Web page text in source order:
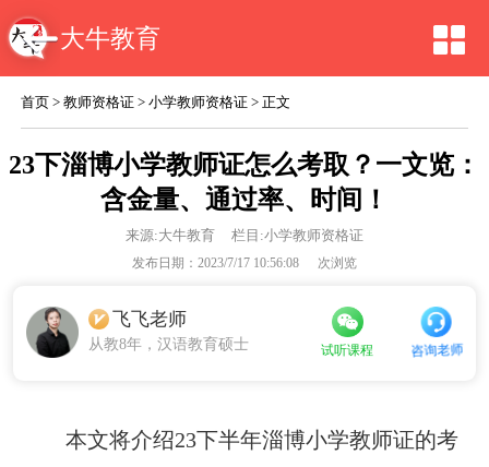
大牛教育
首页 >教师资格证 >小学教师资格证 > 正文
23下淄博小学教师证怎么考取？一文览：
含金量、通过率、时间！
来源:大牛教育 栏目:小学教师资格证
发布日期：2023/7/17 10:56:08 次浏览
飞飞老师
从教8年，汉语教育硕士 试听课程 咨询老师
本文将介绍23下半年淄博小学教师证的考